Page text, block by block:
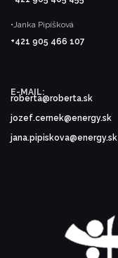
•Janka Pipíšková
+421 905 466 107
E-MAIL:
roberta@roberta.sk
jozef.cernek@energy.sk
jana.pipiskova@energy.sk